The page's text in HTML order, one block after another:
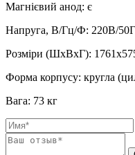
Магнієвий анод: є
Напруга, В/Гц/Ф: 220В/
Розміри (ШхВхГ):
Форма корпусу: кругла
Вага: 73 кг